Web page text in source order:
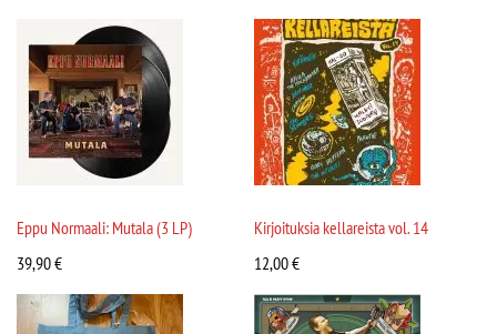
Eppu Normaali: Mutala (3 LP)
39,90€
Kirjoituksia kellareista vol. 14
12,00€